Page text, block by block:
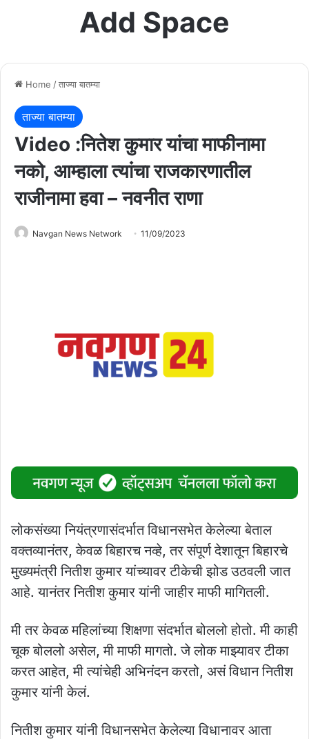
Add Space
Home /ताज्या बातम्या
ताज्या बातम्या
Video :नितेश कुमार यांचा माफीनामा
नको, आम्हाला त्यांचा राजकारणातील
राजीनामा हवा – नवनीत राणा
Navgan News Network 11/09/2023
लोकसंख्या नियंत्रणासंदर्भात विधानसभेत केलेल्या बेताल
वक्तव्यानंतर, केवळ बिहारच नव्हे, तर संपूर्ण देशातून बिहारचे
मुख्यमंत्री नितीश कुमार यांच्यावर टीकेची झोड उठवली जात
आहे. यानंतर नितीश कुमार यांनी जाहीर माफी मागितली.
मी तर केवळ महिलांच्या शिक्षणा संदर्भात बोललो होतो. मी काही
चूक बोललो असेल, मी माफी मागतो. जे लोक माझ्यावर टीका
करत आहेत, मी त्यांचेही अभिनंदन करतो, असं विधान नितीश
कुमार यांनी केलं.
नितीश कुमार यांनी विधानसभेत केलेल्या विधानावर आता